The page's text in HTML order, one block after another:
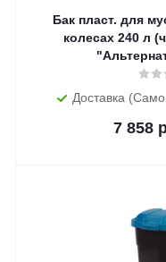
Бак пласт. для
колесах 240 л
Доставка
7 858